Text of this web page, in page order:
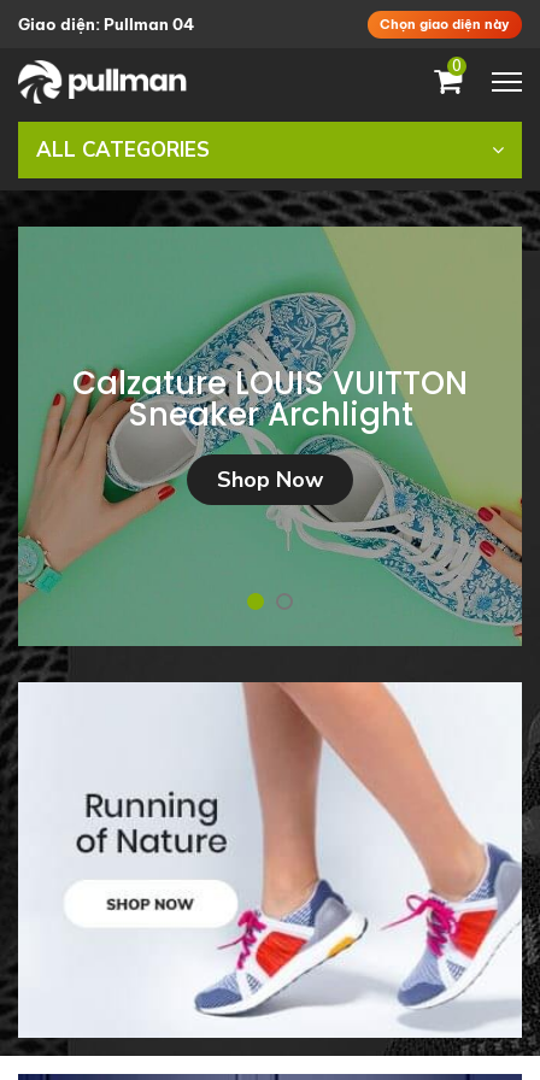
Giao diện: Pullman 04 Chọn giao diện này